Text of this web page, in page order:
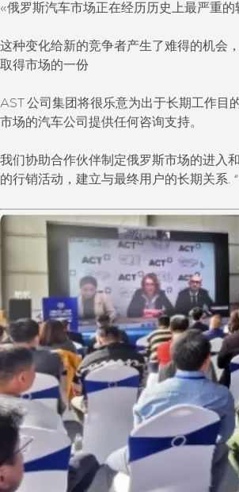
«俄罗斯汽车市场正在经历历史上最严重的
这种变化给新的竞争者产生了难得的机会
取得市场的一份
AST 公司集团将很乐意为出于长期工作目
市场的汽车公司提供任何咨询支持。
我们协助合作伙伴制定俄罗斯市场的进入
的行销活动，建立与最终用户的长期关系. “